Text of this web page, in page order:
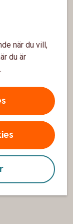
när du vill,
du är
.